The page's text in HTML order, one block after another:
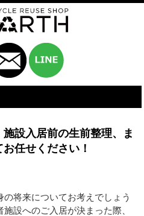
任せください！
将来についてお考えでしょう
設へのご入居が決まった際、